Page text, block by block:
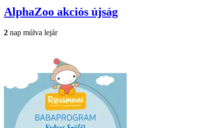
AlphaZoo akciós újság
2 nap múlva lejár